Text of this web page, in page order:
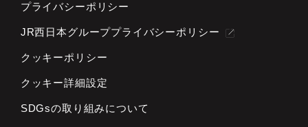
プライバシーポリシー
JR西日本グループプライバシーポリシー
クッキーポリシー
クッキー詳細設定
SDGsの取り組みについて